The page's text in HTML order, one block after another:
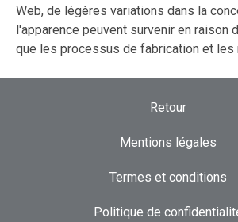
Web, de légères variations dans la
l'apparence peuvent survenir en raison
que les processus de fabrication et les
Retour
Mentions légales
Termes et conditions
Politique de